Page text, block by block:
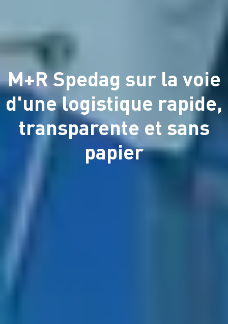
M+R Spedag sur la voie
d'une logistique rapide,
transparente et sans
papier